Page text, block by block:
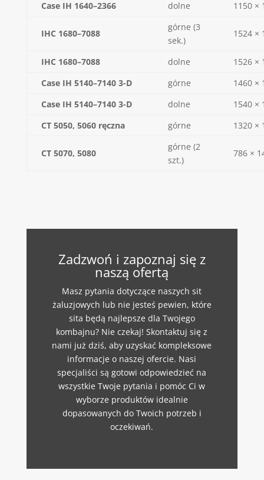
Case IH 1640–2366 dolne 1150 ×
IHC 1680–7088
górne (3
sek.)
1524 ×
IHC 1680–7088 dolne
1526 ×
Case IH 5140–7140 3-D
górne
1460 ×
Case IH 5140–7140 3-D
dolne
1540 ×
CT 5050, 5060 ręczna
górne 1320 ×
CT 5070, 5080
górne (2
szt.)
786 ×
Zadzwoń i zapoznaj się z
naszą ofertą
Masz pytania dotyczące naszych sit
żaluzjowych lub nie jesteś pewien, które
sita będą najlepsze dla Twojego
kombajnu? Nie czekaj! Skontaktuj się z
nami już dziś, aby uzyskać kompleksowe
informacje o naszej ofercie. Nasi
specjaliści są gotowi odpowiedzieć na
wszystkie Twoje pytania i pomóc Ci w
wyborze produktów idealnie
dopasowanych do Twoich potrzeb i
oczekiwań.